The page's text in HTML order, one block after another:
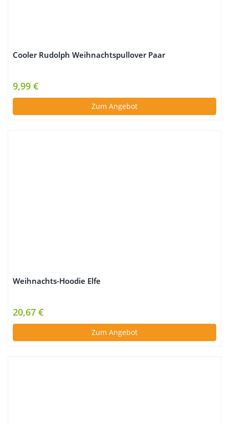
Cooler Rudolph Weihnachtspullover Paar
9,99 €
Zum Angebot
Weihnachts-Hoodie Elfe
20,67 €
Zum Angebot